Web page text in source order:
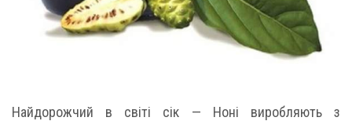
Найдорожчий в світі сік — Ноні виробляють з